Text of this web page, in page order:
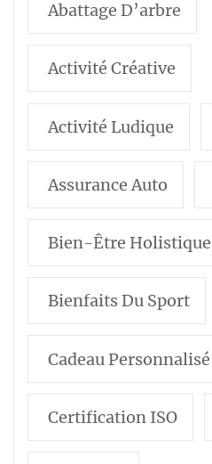
Abattage D’arbre
Activité Créative
Activité Ludique
Assurance Auto
Bien-Être Holistique
Bienfaits Du Sport
Cadeau Personnalisé
Certification ISO